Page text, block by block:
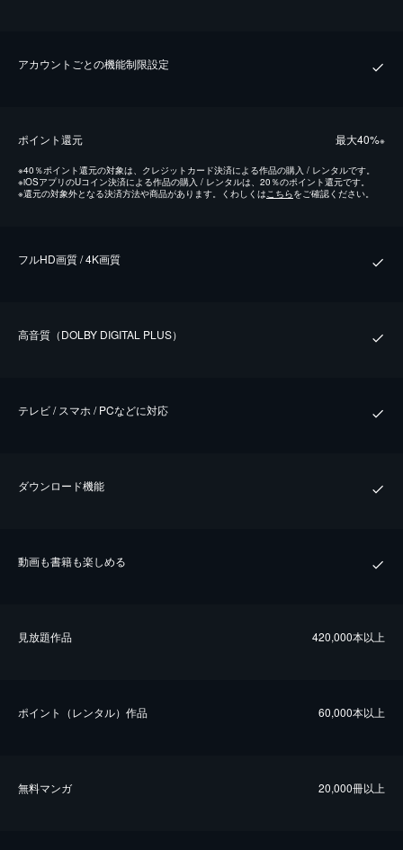
アカウントごとの機能制限設定
ポイント還元 最⼤40%※
※40％ポイント還元の対象は、クレジットカード決済による作品の購入 / レンタルです。
※iOSアプリのUコイン決済による作品の購入 / レンタルは、20％のポイント還元です。
※還元の対象外となる決済方法や商品があります。くわしくは こちらをご確認ください。
フルHD画質 / 4K画質
⾼⾳質（DOLBY DIGITAL PLUS）
テレビ / スマホ / PCなどに対応
ダウンロード機能
動画も書籍も楽しめる
⾒放題作品 420,000本以上
ポイント（レンタル）作品 60,000本以上
無料マンガ 20,000冊以上